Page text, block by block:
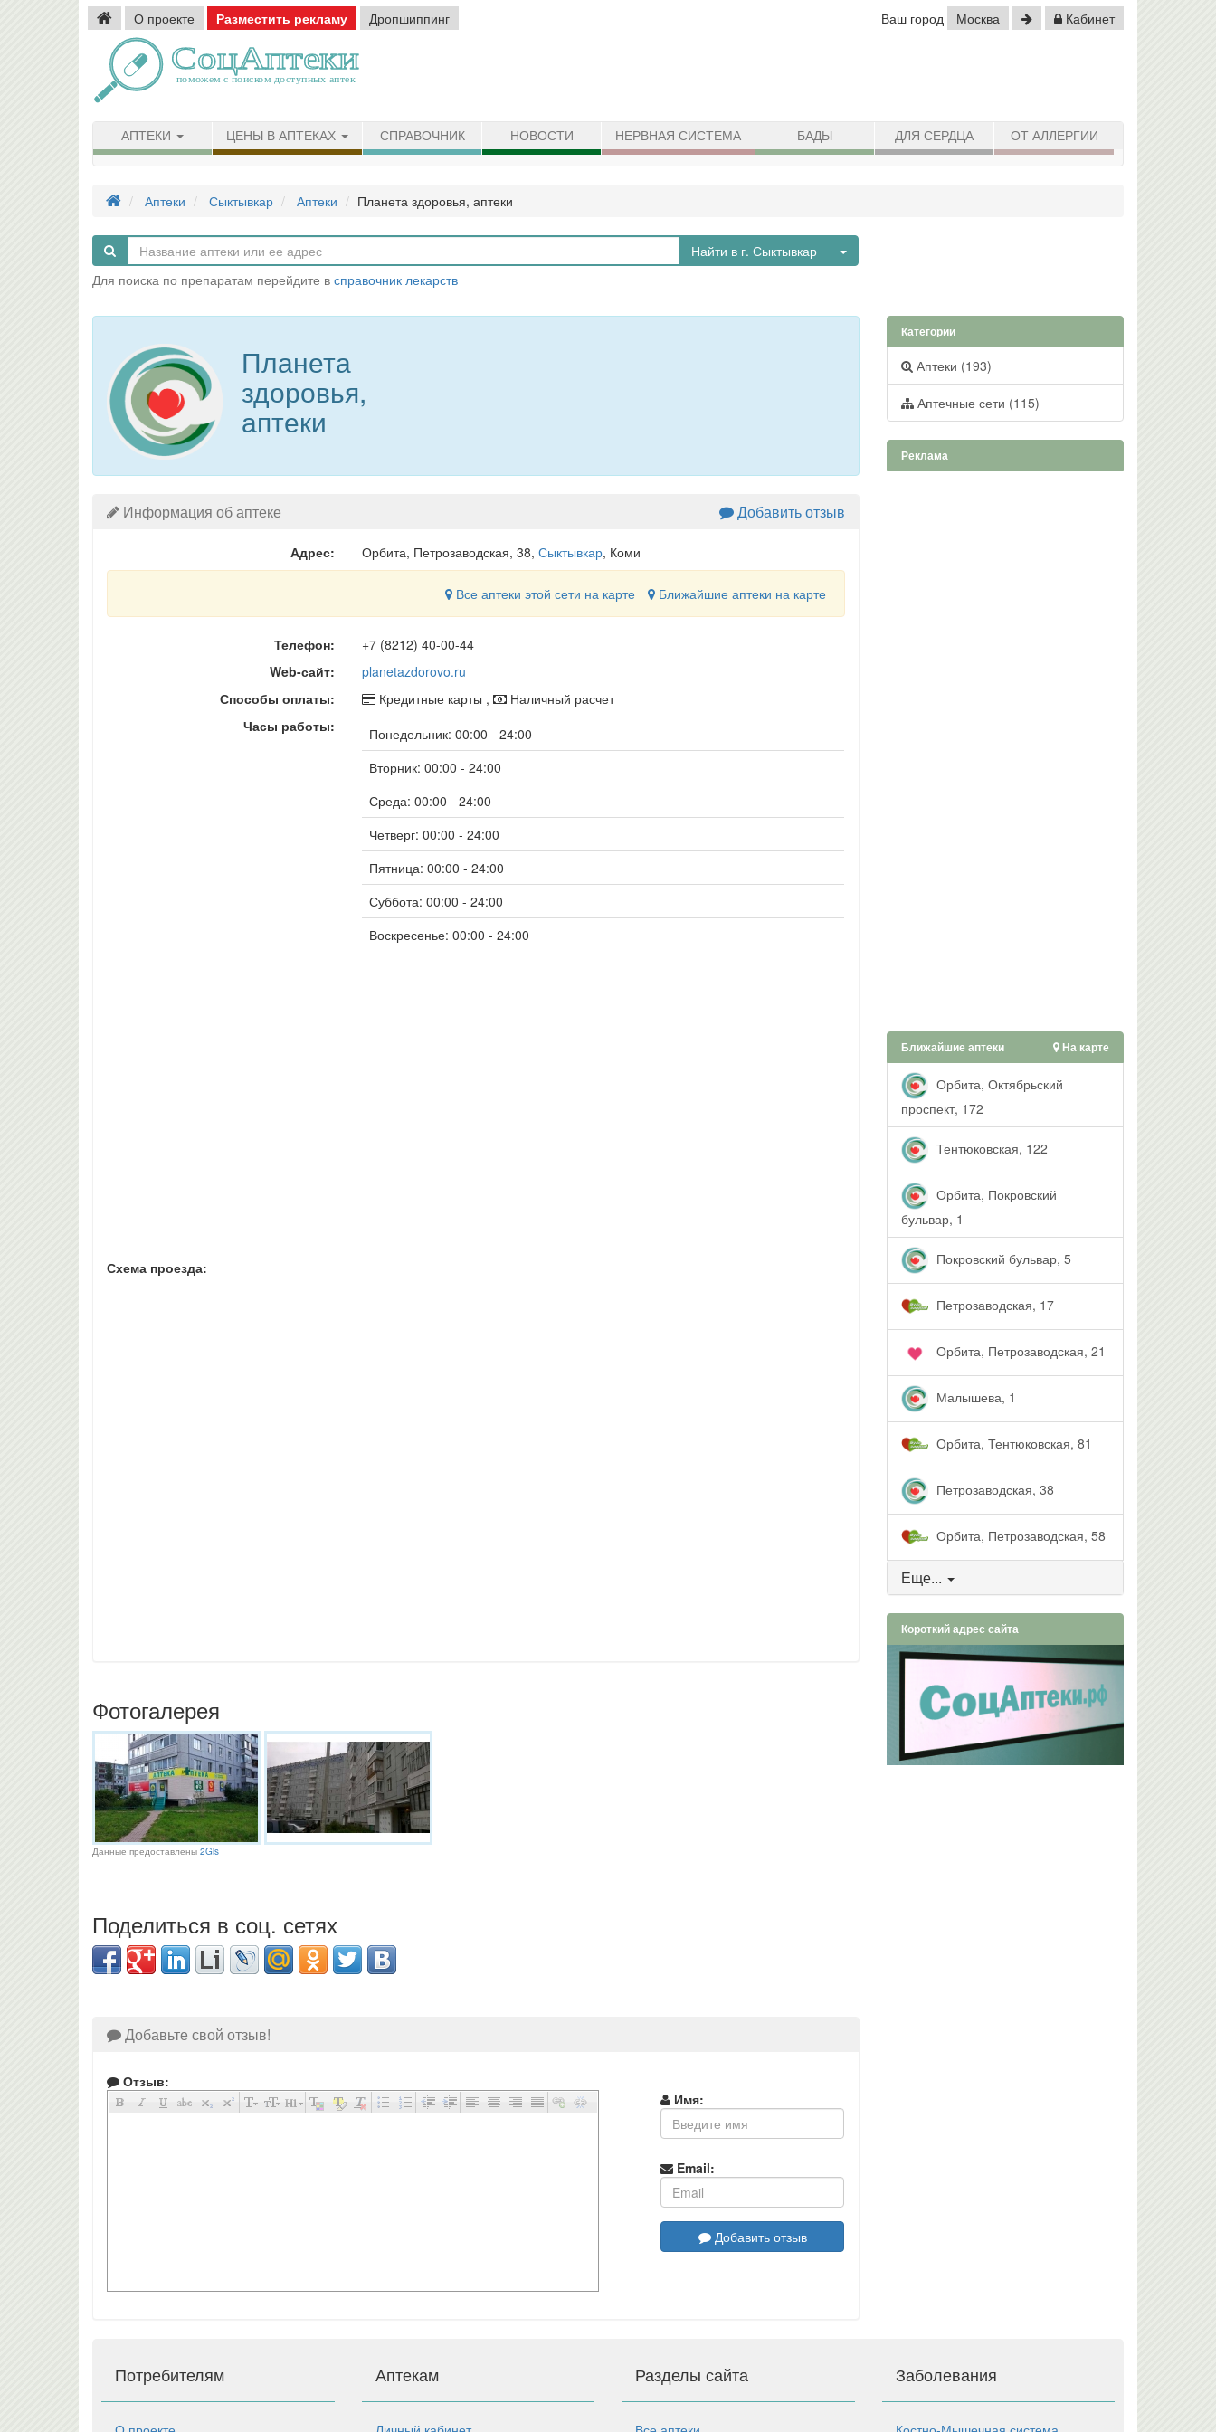
О проекте Разместить рекламу Дропшиппинг Ваш город Москва Кабинет
АПТЕКИ ЦЕНЫ В АПТЕКАХ СПРАВОЧНИК НОВОСТИ НЕРВНАЯ СИСТЕМА БАДЫ ДЛЯ СЕРДЦА ОТ АЛЛЕРГИИ
Аптеки Сыктывкар Аптеки Планета здоровья, аптеки
Найти в г. Сыктывкар
Toggle Dropdown
Для поиска по препаратам перейдите в справочник лекарств
Планета
здоровья,
аптеки
Информация об аптеке Добавить отзыв
Адрес: Орбита, Петрозаводская, 38, Сыктывкар, Коми
Все аптеки этой сети на карте Ближайшие аптеки на карте
Телефон:
+7 (8212) 40-00-44
Web-сайт:
planetazdorovo.ru
Способы оплаты:
Кредитные карты ,
Наличный расчет
Часы работы:
Понедельник: 00:00 - 24:00
Вторник: 00:00 - 24:00
Среда: 00:00 - 24:00
Четверг: 00:00 - 24:00
Пятница: 00:00 - 24:00
Суббота: 00:00 - 24:00
Воскресенье: 00:00 - 24:00
Схема проезда:
Фотогалерея
Данные предоставлены 2Gis
Поделиться в соц. сетях
Добавьте свой отзыв!
Отзыв:
Имя:
Email:
Добавить отзыв
Категории
Аптеки (193)
Аптечные сети (115)
Реклама
Ближайшие аптеки На карте
Орбита, Октябрьский
проспект, 172
Тентюковская, 122
Орбита, Покровский
бульвар, 1
Покровский бульвар, 5
Петрозаводская, 17
Орбита, Петрозаводская, 21
Малышева, 1
Орбита, Тентюковская, 81
Петрозаводская, 38
Орбита, Петрозаводская, 58
Еще...
Короткий адрес сайта
Потребителям Аптекам Разделы сайта Заболевания